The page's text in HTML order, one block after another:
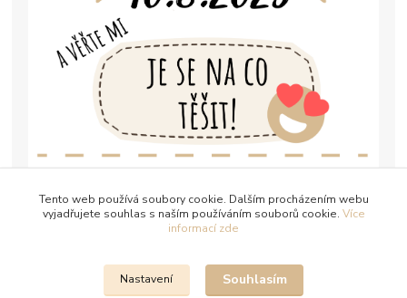
Tento web používá soubory cookie. Dalším procházením webu
vyjadřujete souhlas s naším používáním souborů cookie. Více
informací zde
Nastavení Souhlasím